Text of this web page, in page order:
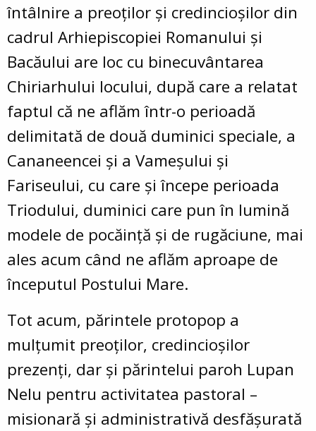
întâlnire a preoților și credincioșilor din
cadrul Arhiepiscopiei Romanului și
Bacăului are loc cu binecuvântarea
Chiriarhului locului, după care a relatat
faptul că ne aflăm într-o perioadă
delimitată de două duminici speciale, a
Cananeencei și a Vameșului și
Fariseului, cu care și începe perioada
Triodului, duminici care pun în lumină
modele de pocăință și de rugăciune, mai
ales acum când ne aflăm aproape de
începutul Postului Mare.
Tot acum, părintele protopop a
mulțumit preoților, credincioșilor
prezenți, dar și părintelui paroh Lupan
Nelu pentru activitatea pastoral –
misionară și administrativă desfășurată